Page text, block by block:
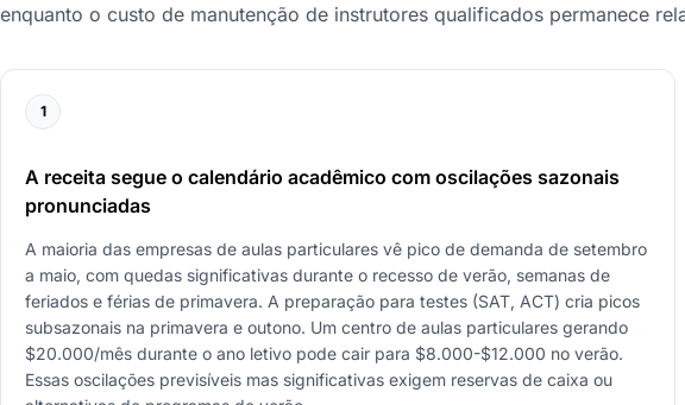
enquanto o custo de manutenção de instrutores qualificados permanece
1
A receita segue o calendário acadêmico com oscilações sazonais
pronunciadas
A maioria das empresas de aulas particulares vê pico de demanda de setembro
a maio, com quedas significativas durante o recesso de verão, semanas de
feriados e férias de primavera. A preparação para testes (SAT, ACT) cria picos
subsazonais na primavera e outono. Um centro de aulas particulares gerando
$20.000/mês durante o ano letivo pode cair para $8.000-$12.000 no verão.
Essas oscilações previsíveis mas significativas exigem reservas de caixa ou